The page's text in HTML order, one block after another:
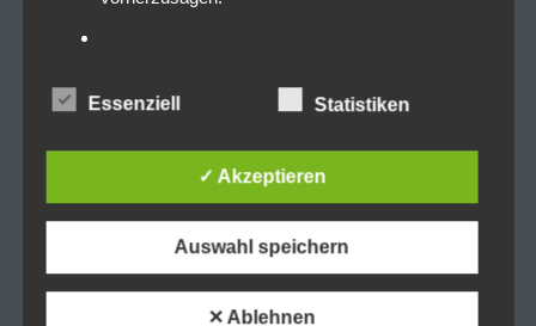
Hinzuziehung zusätzlicher Informationen nicht
mehr einer spezifischen betroffenen Person
zugeordnet werden können, sofern diese
zusätzlichen Informationen gesondert aufbewahrt
werden und technischen und organisatorischen
die personenbezogenen Daten nicht einer
Essenziell Statistiken
✓ Akzeptieren
Auswahl speichern
✕ Ablehnen